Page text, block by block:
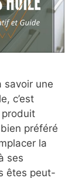
savoir une
c’est
produit
préféré
la
ses
êtes peut-